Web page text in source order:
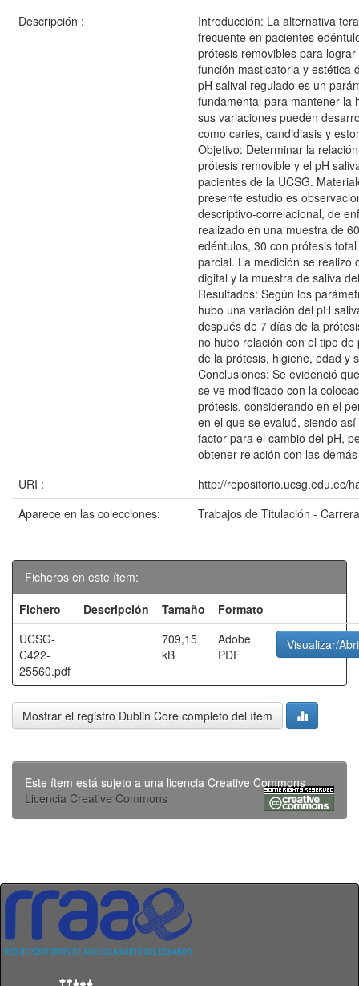
Descripción :
Introducción: La alternativa
frecuente en pacientes
prótesis removibles para
función masticatoria y estética
pH salival regulado es un
fundamental para mantener la
sus variaciones pueden
como caries, candidiasis y
Objetivo: Determinar la
prótesis removible y el pH
pacientes de la UCSG.
presente estudio es
descriptivo-correlacional, de
realizado en una muestra de
edéntulos, 30 con prótesis
parcial. La medición se realizó
digital y la muestra de saliva
Resultados: Según los
hubo una variación del pH
después de 7 días de la
no hubo relación con el tipo
de la prótesis, higiene, edad y
Conclusiones: Se evidenció
se ve modificado con la
prótesis, considerando en el
en el que se evaluó, siendo
factor para el cambio del pH,
obtener relación con las
URI :
http://repositorio.ucsg.edu.ec/
Aparece en las colecciones:
Trabajos de Titulación -
Ficheros en este ítem:
Fichero
Descripción Tamaño
Formato
UCSG-
C422-
25560.pdf
709,15
kB
Adobe
PDF
Visualizar/
Mostrar el registro Dublin Core completo del ítem
Este ítem está sujeto a una licencia Creative Commons
Licencia Creative Commons